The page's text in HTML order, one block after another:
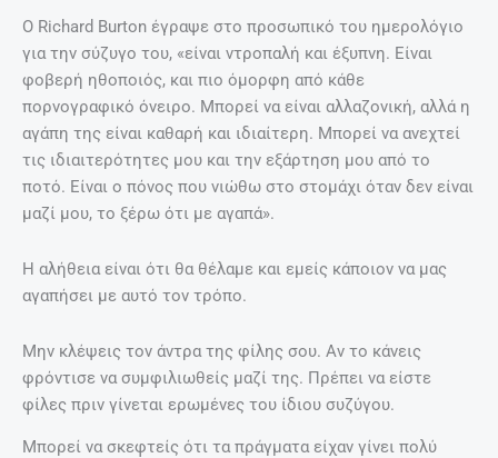
Ο Richard Burton έγραψε στο προσωπικό του ημερολόγιο
για την σύζυγο του, «είναι ντροπαλή και έξυπνη. Είναι
φοβερή ηθοποιός, και πιο όμορφη από κάθε
πορνογραφικό όνειρο. Μπορεί να είναι αλλαζονική, αλλά η
αγάπη της είναι καθαρή και ιδιαίτερη. Μπορεί να ανεχτεί
τις ιδιαιτερότητες μου και την εξάρτηση μου από το
ποτό. Είναι ο πόνος που νιώθω στο στομάχι όταν δεν είναι
μαζί μου, το ξέρω ότι με αγαπά».
Η αλήθεια είναι ότι θα θέλαμε και εμείς κάποιον να μας
αγαπήσει με αυτό τον τρόπο.
Μην κλέψεις τον άντρα της φίλης σου. Αν το κάνεις
φρόντισε να συμφιλιωθείς μαζί της. Πρέπει να είστε
φίλες πριν γίνεται ερωμένες του ίδιου συζύγου.
Μπορεί να σκεφτείς ότι τα πράγματα είχαν γίνει πολύ